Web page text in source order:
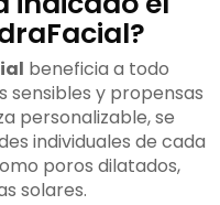
beneficia a todo
sensibles y propensas
personalizable, se
individuales de cada
poros dilatados,
solares.